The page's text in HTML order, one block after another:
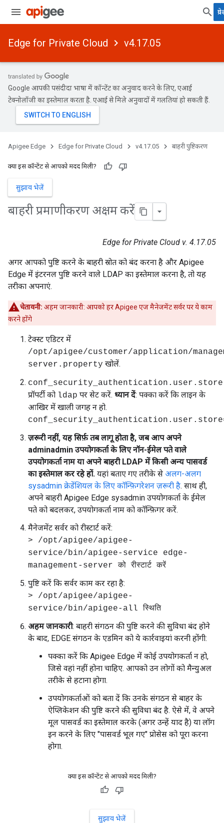
Edge for Private Cloud v4.17.05
Google आपकी पसंदीदा भाषा में कॉन्टेंट का अनुवाद करने के लिए, एआई
टेक्नोलॉजी का इस्तेमाल करता है. एआई से मिले अनुवादों में गलतियां हो सकती हैं.
Apigee Edge Edge for Private Cloud v4.17.05 बाहरी पुष्टिकरण
क्या इस कॉन्टेंट से आपको मदद मिली?
सुझाव भेजें
बाहरी प्रमाणीकरण अक्षम करें
Edge for Private Cloud v. 4.17.05
अगर आपको पुष्टि करने के बाहरी स्रोत को बंद करना है और Apigee
Edge में इंटरनल पुष्टि करने वाले LDAP का इस्तेमाल करना है, तो यह
तरीका अपनाएं.
चेतावनी: अहम जानकारी: आपको हर Apigee एज मैनेजमेंट सर्वर पर ये काम
करने होंगे
टेक्स्ट एडिटर में
/opt/apigee/customer/application/
server.property खोलें.
conf_security_authentication.user.store
प्रॉपर्टी को ldap पर सेट करें. ध्यान दें: पक्का करें कि लाइन के
आखिर में खाली जगह न हो.
ज़रूरी नहीं, यह सिर्फ़ तब लागू होता है, जब आप अपने
adminadmin उपयोगकर्ता के लिए नॉन-ईमेल पते वाले
उपयोगकर्ता नाम या अपने बाहरी LDAP में किसी अन्य पासवर्ड
का इस्तेमाल कर रहे हों. यहां बताए गए तरीके से अलग-अलग
sysadmin क्रेडेंशियल के लिए कॉन्फ़िगरेशन ज़रूरी है. साथ ही,
अपने बाहरी Apigee Edge sysadmin उपयोगकर्ता के ईमेल
पते को बदलकर, उपयोगकर्ता नाम को कॉन्फ़िगर करें.
मैनेजमेंट सर्वर को रीस्टार्ट करें:
> /opt/apigee/apigee-
service/bin/apigee-service edge-
management-server को रीस्टार्ट करें
पुष्टि करें कि सर्वर काम कर रहा है:
> /opt/apigee/apigee-
service/bin/apigee-all स्थिति
अहम जानकारी: बाहरी संगठन की पुष्टि करने की सुविधा बंद होने
के बाद, EDGE संगठन के एडमिन को ये कार्रवाइयां करनी होंगी:
पक्का करें कि Apigee Edge में कोई उपयोगकर्ता न हो,
जिसे वहां नहीं होना चाहिए. आपको उन लोगों को मैन्युअल
तरीके से हटाना होगा.
उपयोगकर्ताओं को बता दें कि उनके संगठन से बाहर के
ऐप्लिकेशन की पुष्टि करने की सुविधा बंद है. ऐसे में, वे अपने
मूल पासवर्ड का इस्तेमाल करके (अगर उन्हें याद है) या लॉग
इन करने के लिए "पासवर्ड भूल गए" प्रोसेस को पूरा करना
होगा.
क्या इस कॉन्टेंट से आपको मदद मिली?
सुझाव भेजें